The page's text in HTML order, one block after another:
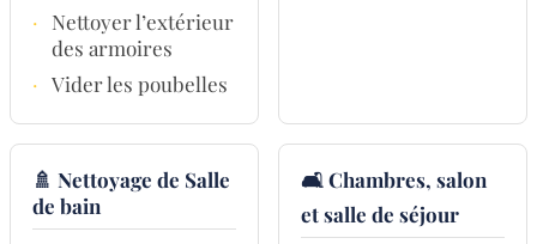
· Nettoyer l’extérieur
des armoires
· Vider les poubelles
🚿 Nettoyage de Salle
de bain
🛋️ Chambres, salon
et salle de séjour